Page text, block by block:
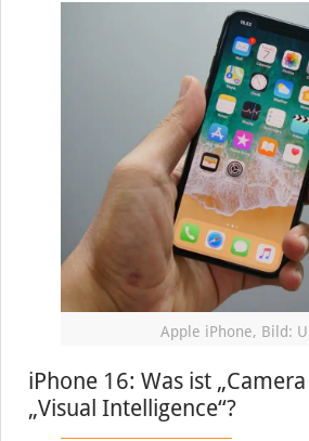
Apple iPhone, Bild:
iPhone 16: Was ist
„Visual Intelligence“?